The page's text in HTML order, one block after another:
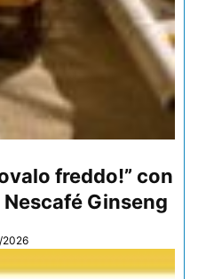
freddo!” con
Ginseng
2026